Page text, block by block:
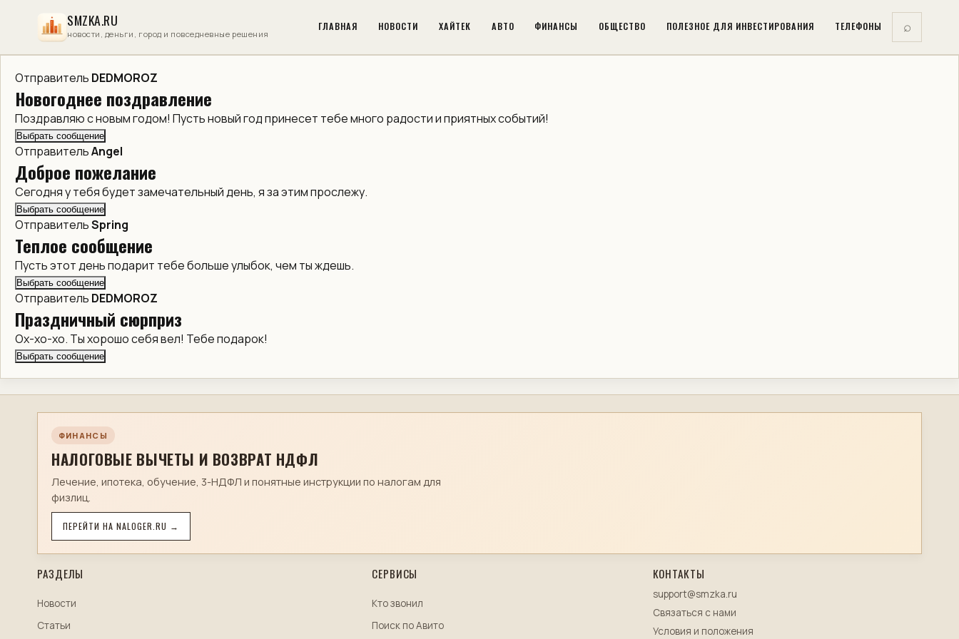
SMZKA.RU
новости, деньги, город и повседневные решения
ГЛАВНАЯ НОВОСТИ ХАЙТЕК АВТО ФИНАНСЫ ОБЩЕСТВО ПОЛЕЗНОЕ ДЛЯ ИНВЕСТИРОВАНИЯ ТЕЛЕФОНЫ ⌕
Отправитель DEDMOROZ
Новогоднее поздравление
Поздравляю с новым годом! Пусть новый год принесет тебе много радости и приятных событий!
Выбрать сообщение
ОтправительAngel
Доброе пожелание
Сегодня у тебя будет замечательный день, я за этим прослежу.
Выбрать сообщение
ОтправительSpring
Теплое сообщение
Пусть этот день подарит тебе больше улыбок, чем ты ждешь.
Выбрать сообщение
Отправитель DEDMOROZ
Праздничный сюрприз
Ох-хо-хо. Ты хорошо себя вел! Тебе подарок!
Выбрать сообщение
ФИНАНСЫ
НАЛОГОВЫЕ ВЫЧЕТЫ И ВОЗВРАТ НДФЛ
Лечение, ипотека, обучение, 3-НДФЛ и понятные инструкции по налогам для
физлиц.
ПЕРЕЙТИ НА NALOGER.RU →
РАЗДЕЛЫ
Новости
Статьи
СЕРВИСЫ
Кто звонил
Поиск по Авито
КОНТАКТЫ
support@smzka.ru
Связаться с нами
Условия и положения